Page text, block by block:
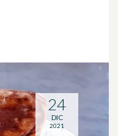
24
DIC
2021